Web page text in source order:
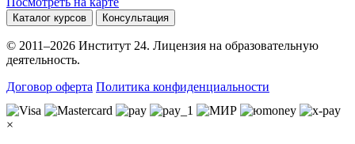
Каталог курсов Консультация
© 2011–2026 Институт 24. Лицензия на образовательную
деятельность.
Договор оферта Политика конфиденциальности
×